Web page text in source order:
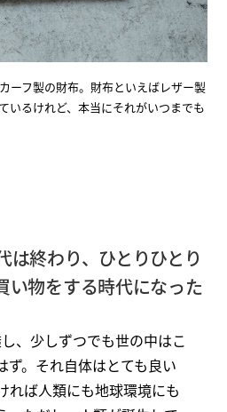
ーフ製の財布。財布といえばレザー製
いるけれど、本当にそれがいつまでも
は終わり、ひとりひとり
い物をする時代になった
、少しずつでも世の中はこ
ず。それ自体はとても良い
れば人類にも地球環境にも